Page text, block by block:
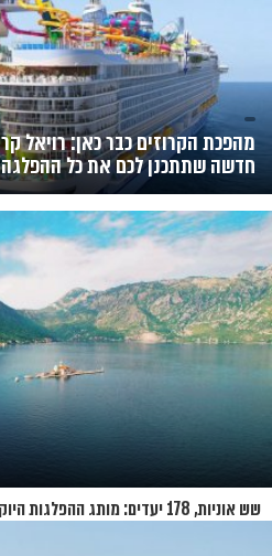
חדשה שתתכנן לכם את כל ההפלגה
שש אוניות, 178 יעדים: מותג ההפלגות היוקרתי שמכוון להשתלט על קיץ 2028